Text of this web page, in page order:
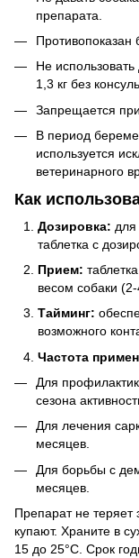
препарата.
Не
1,3 кг без
Запрещается
В период
используется
ветеринарного
Как
Дозировка: для
таблетка с
Прием:
весом собаки
Тайминг:
возможного
Частота
Для
сезона
Для лечения
месяцев.
Для борьбы с
месяцев.
Препарат не теряет
купают. Храните в
15 до 25°C. Срок